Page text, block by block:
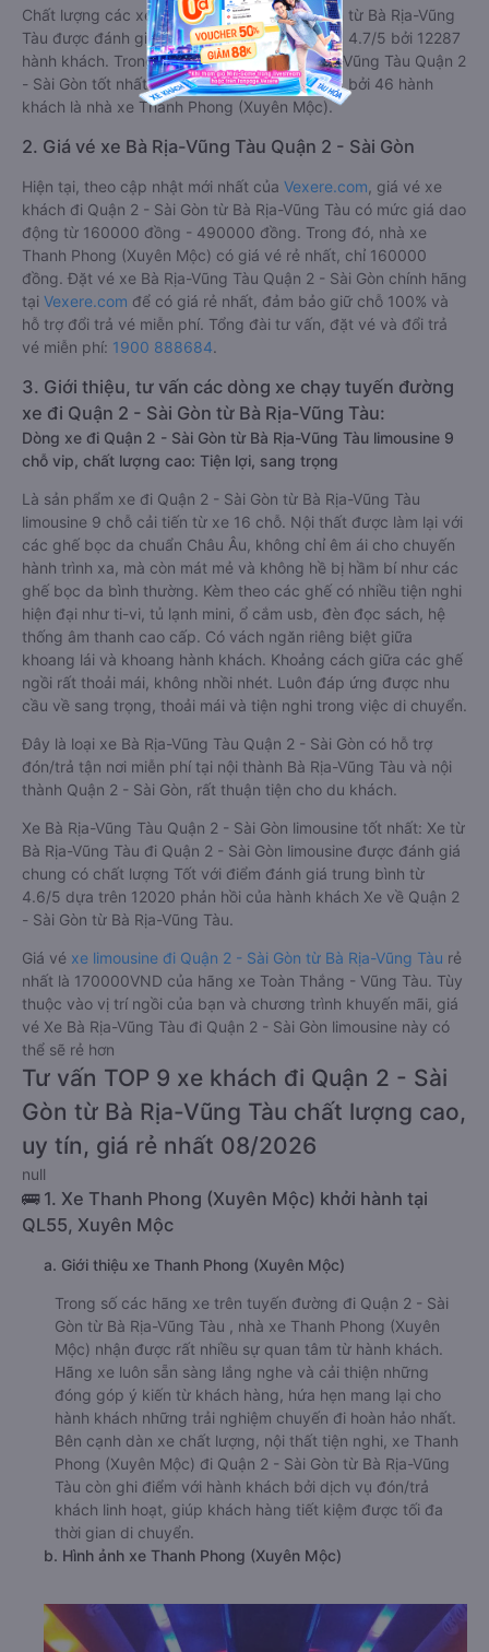
Chất lượng các xe khách đi Quận 2 - Sài Gòn từ Bà Rịa-Vũng
Tàu được đánh giá 4.7, với điểm trung bình là 4.7/5 bởi 12287
hành khách. Trong đó hãng xe khách Bà Rịa-Vũng Tàu Quận 2
- Sài Gòn tốt nhất tuyến được đánh giá 4.9/5 bởi 46 hành
khách là nhà xe Thanh Phong (Xuyên Mộc).
2. Giá vé xe Bà Rịa-Vũng Tàu Quận 2 - Sài Gòn
Hiện tại, theo cập nhật mới nhất của Vexere.com , giá vé xe
khách đi Quận 2 - Sài Gòn từ Bà Rịa-Vũng Tàu có mức giá dao
động từ 160000 đồng - 490000 đồng. Trong đó, nhà xe
Thanh Phong (Xuyên Mộc) có giá vé rẻ nhất, chỉ 160000
đồng. Đặt vé xe Bà Rịa-Vũng Tàu Quận 2 - Sài Gòn chính hãng
tại Vexere.com để có giá rẻ nhất, đảm bảo giữ chỗ 100% và
hỗ trợ đổi trả vé miễn phí. Tổng đài tư vấn, đặt vé và đổi trả
vé miễn phí: 1900 888684.
3. Giới thiệu, tư vấn các dòng xe chạy tuyến đường
xe đi Quận 2 - Sài Gòn từ Bà Rịa-Vũng Tàu:
Dòng xe đi Quận 2 - Sài Gòn từ Bà Rịa-Vũng Tàu limousine 9
chỗ vip, chất lượng cao: Tiện lợi, sang trọng
Là sản phẩm xe đi Quận 2 - Sài Gòn từ Bà Rịa-Vũng Tàu
limousine 9 chỗ cải tiến từ xe 16 chỗ. Nội thất được làm lại với
các ghế bọc da chuẩn Châu Âu, không chỉ êm ái cho chuyến
hành trình xa, mà còn mát mẻ và không hề bị hầm bí như các
ghế bọc da bình thường. Kèm theo các ghế có nhiều tiện nghi
hiện đại như ti-vi, tủ lạnh mini, ổ cắm usb, đèn đọc sách, hệ
thống âm thanh cao cấp. Có vách ngăn riêng biệt giữa
khoang lái và khoang hành khách. Khoảng cách giữa các ghế
ngồi rất thoải mái, không nhồi nhét. Luôn đáp ứng được nhu
cầu về sang trọng, thoải mái và tiện nghi trong việc di chuyển.
Đây là loại xe Bà Rịa-Vũng Tàu Quận 2 - Sài Gòn có hỗ trợ
đón/trả tận nơi miễn phí tại nội thành Bà Rịa-Vũng Tàu và nội
thành Quận 2 - Sài Gòn, rất thuận tiện cho du khách.
Xe Bà Rịa-Vũng Tàu Quận 2 - Sài Gòn limousine tốt nhất: Xe từ
Bà Rịa-Vũng Tàu đi Quận 2 - Sài Gòn limousine được đánh giá
chung có chất lượng Tốt với điểm đánh giá trung bình từ
4.6/5 dựa trên 12020 phản hồi của hành khách Xe về Quận 2
- Sài Gòn từ Bà Rịa-Vũng Tàu.
Giá vé xe limousine đi Quận 2 - Sài Gòn từ Bà Rịa-Vũng Tàu rẻ
nhất là 170000VND của hãng xe Toàn Thắng - Vũng Tàu. Tùy
thuộc vào vị trí ngồi của bạn và chương trình khuyến mãi, giá
vé Xe Bà Rịa-Vũng Tàu đi Quận 2 - Sài Gòn limousine này có
thể sẽ rẻ hơn
Tư vấn TOP 9 xe khách đi Quận 2 - Sài
Gòn từ Bà Rịa-Vũng Tàu chất lượng cao,
uy tín, giá rẻ nhất 08/2026
null
🚌 1. Xe Thanh Phong (Xuyên Mộc) khởi hành tại
QL55, Xuyên Mộc
a. Giới thiệu xe Thanh Phong (Xuyên Mộc)
Trong số các hãng xe trên tuyến đường đi Quận 2 - Sài
Gòn từ Bà Rịa-Vũng Tàu , nhà xe Thanh Phong (Xuyên
Mộc) nhận được rất nhiều sự quan tâm từ hành khách.
Hãng xe luôn sẵn sàng lắng nghe và cải thiện những
đóng góp ý kiến từ khách hàng, hứa hẹn mang lại cho
hành khách những trải nghiệm chuyến đi hoàn hảo nhất.
Bên cạnh dàn xe chất lượng, nội thất tiện nghi, xe Thanh
Phong (Xuyên Mộc) đi Quận 2 - Sài Gòn từ Bà Rịa-Vũng
Tàu còn ghi điểm với hành khách bởi dịch vụ đón/trả
khách linh hoạt, giúp khách hàng tiết kiệm được tối đa
thời gian di chuyển.
b. Hình ảnh xe Thanh Phong (Xuyên Mộc)